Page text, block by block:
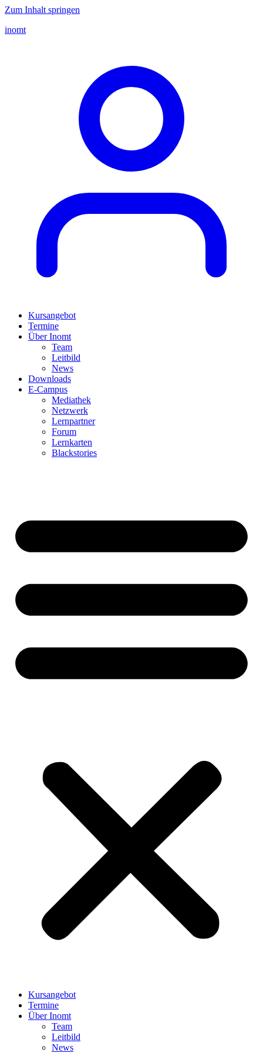
Zum Inhalt springen
inomt
Kursangebot
Termine
Über Inomt
Team
Leitbild
News
Downloads
E-Campus
Mediathek
Netzwerk
Lernpartner
Forum
Lernkarten
Blackstories
Kursangebot
Termine
Über Inomt
Team
Leitbild
News